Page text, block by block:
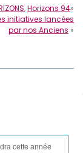
,Horizons 94»
initiatives lancées
par nos Anciens »
cette année